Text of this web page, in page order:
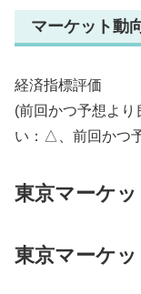
マーケット動
経済指標評価
(前回かつ予想よ
い：△、前回かつ
東京マーケ
東京マーケ